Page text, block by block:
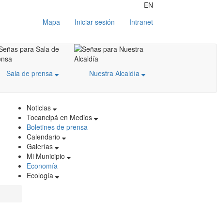
EN
Mapa
Iniciar sesión Intranet
Sala de prensa Nuestra Alcaldía
Noticias
Tocancipá en Medios
Boletines de prensa
Calendario
Galerías
Mi Municipio
Economía
Ecología